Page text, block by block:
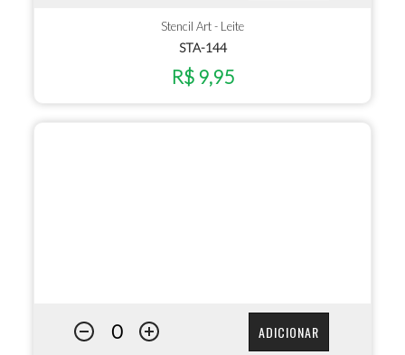
Stencil Art - Leite
STA-144
R$ 9,95
ADICIONAR